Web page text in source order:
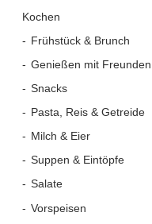
Kochen
Frühstück & Brunch
Genießen mit Freunden
Snacks
Pasta, Reis & Getreide
Milch & Eier
Suppen & Eintöpfe
Salate
Vorspeisen